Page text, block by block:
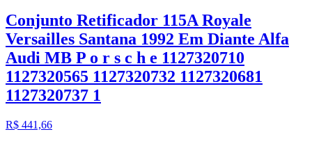
Conjunto Retificador 115A Royale
Versailles Santana 1992 Em Diante Alfa
Audi MB P o r s c h e 1127320710
1127320565 1127320732 1127320681
1127320737 1
R$ 441,66